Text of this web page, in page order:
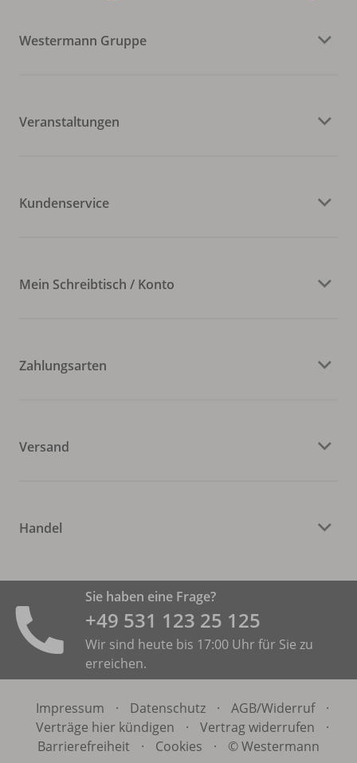
Westermann Gruppe
Veranstaltungen
Kundenservice
Mein Schreibtisch / Konto
Zahlungsarten
Versand
Handel
Sie haben eine Frage?
+49 531 ­123 25 125
Wir sind heute bis 17:00 Uhr für Sie zu
erreichen.
Impressum · Datenschutz · AGB/Widerruf
·
Verträge hier kündigen
· Vertrag widerrufen
·
Barrierefreiheit
· Cookies · © Westermann